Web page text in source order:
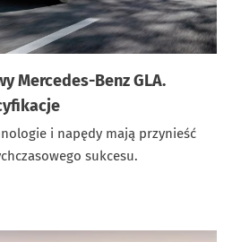
Mercedes-Benz GLA.
i napędy mają przynieść
sukcesu.